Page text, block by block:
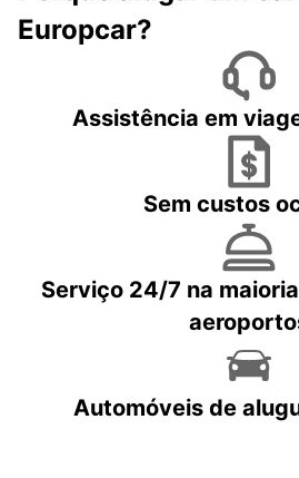
Europcar?
Assistência em
Sem custos
Serviço 24/7 na
Automóveis de